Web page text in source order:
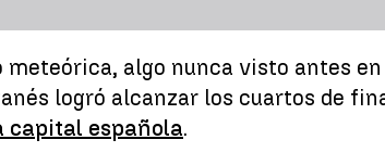
algo nunca visto antes
logró alcanzar los cuartos de
capital española.